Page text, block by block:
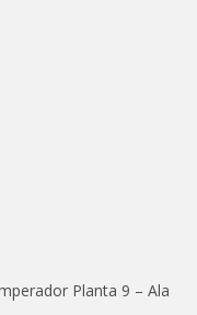
Planta 9 – Ala